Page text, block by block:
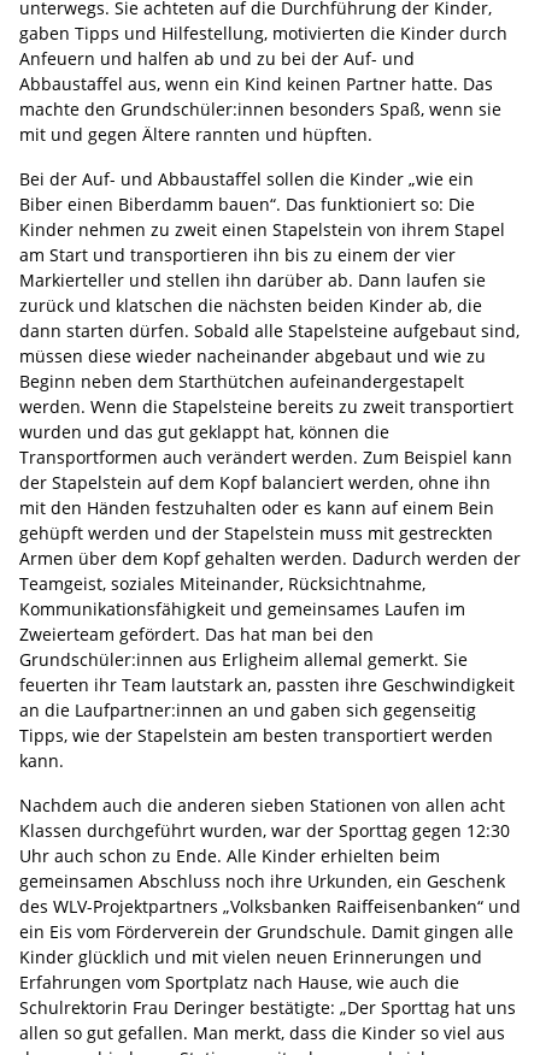
unterwegs. Sie achteten auf die Durchführung der Kinder,
gaben Tipps und Hilfestellung, motivierten die Kinder durch
Anfeuern und halfen ab und zu bei der Auf- und
Abbaustaffel aus, wenn ein Kind keinen Partner hatte. Das
machte den Grundschüler:innen besonders Spaß, wenn sie
mit und gegen Ältere rannten und hüpften.
Bei der Auf- und Abbaustaffel sollen die Kinder „wie ein
Biber einen Biberdamm bauen“. Das funktioniert so: Die
Kinder nehmen zu zweit einen Stapelstein von ihrem Stapel
am Start und transportieren ihn bis zu einem der vier
Markierteller und stellen ihn darüber ab. Dann laufen sie
zurück und klatschen die nächsten beiden Kinder ab, die
dann starten dürfen. Sobald alle Stapelsteine aufgebaut sind,
müssen diese wieder nacheinander abgebaut und wie zu
Beginn neben dem Starthütchen aufeinandergestapelt
werden. Wenn die Stapelsteine bereits zu zweit transportiert
wurden und das gut geklappt hat, können die
Transportformen auch verändert werden. Zum Beispiel kann
der Stapelstein auf dem Kopf balanciert werden, ohne ihn
mit den Händen festzuhalten oder es kann auf einem Bein
gehüpft werden und der Stapelstein muss mit gestreckten
Armen über dem Kopf gehalten werden. Dadurch werden der
Teamgeist, soziales Miteinander, Rücksichtnahme,
Kommunikationsfähigkeit und gemeinsames Laufen im
Zweierteam gefördert. Das hat man bei den
Grundschüler:innen aus Erligheim allemal gemerkt. Sie
feuerten ihr Team lautstark an, passten ihre Geschwindigkeit
an die Laufpartner:innen an und gaben sich gegenseitig
Tipps, wie der Stapelstein am besten transportiert werden
kann.
Nachdem auch die anderen sieben Stationen von allen acht
Klassen durchgeführt wurden, war der Sporttag gegen 12:30
Uhr auch schon zu Ende. Alle Kinder erhielten beim
gemeinsamen Abschluss noch ihre Urkunden, ein Geschenk
des WLV-Projektpartners „Volksbanken Raiffeisenbanken“ und
ein Eis vom Förderverein der Grundschule. Damit gingen alle
Kinder glücklich und mit vielen neuen Erinnerungen und
Erfahrungen vom Sportplatz nach Hause, wie auch die
Schulrektorin Frau Deringer bestätigte: „Der Sporttag hat uns
allen so gut gefallen. Man merkt, dass die Kinder so viel aus